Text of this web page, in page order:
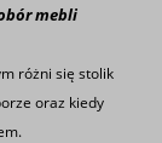
mebli
różni się stolik
oraz kiedy